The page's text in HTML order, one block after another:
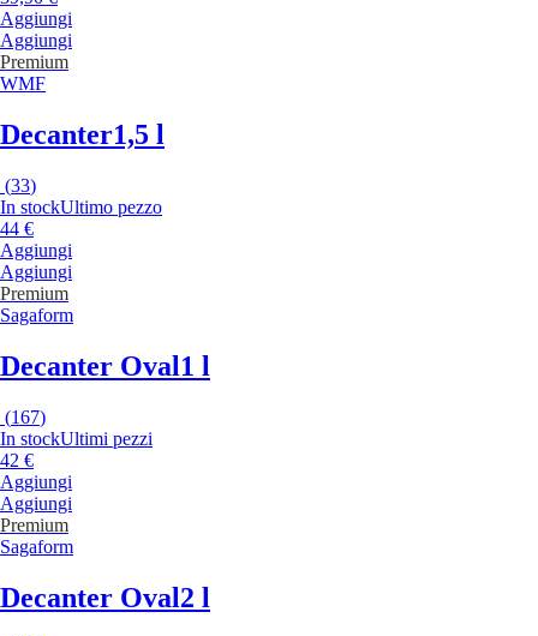
Aggiungi
Aggiungi
Premium
WMF
Decanter1,5 l
(33)
In stockUltimo pezzo
44 €
Aggiungi
Aggiungi
Premium
Sagaform
Decanter Oval 1 l
(167)
In stockUltimi pezzi
42 €
Aggiungi
Aggiungi
Premium
Sagaform
Decanter Oval2 l